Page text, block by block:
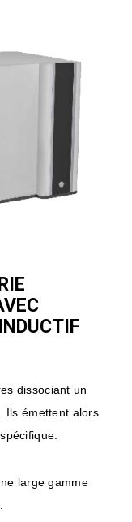
dissociant un
Ils émettent alors
large gamme